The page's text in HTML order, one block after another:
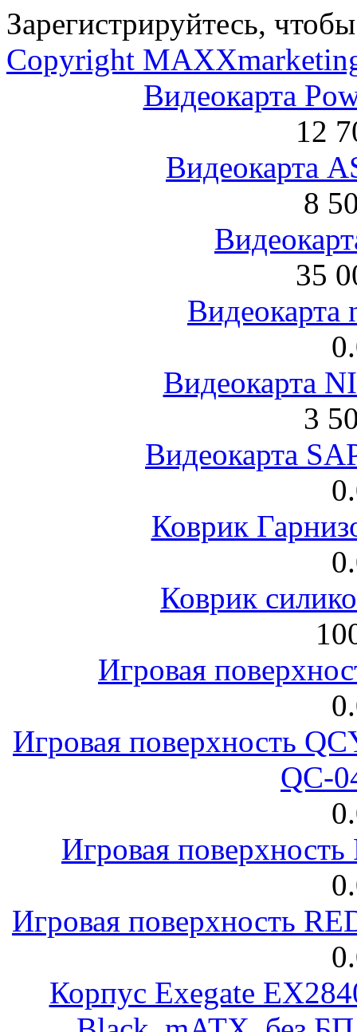
Зарегистрируйтесь,
Copyright
Видеокарта
12
Видеокарта
8
35
Видеокарта
Видеокарта
3
Видеокарта
Коврик
Коврик
Игровая
Игровая поверхность
QC-
Игровая
Игровая поверхность
Корпус Exegate